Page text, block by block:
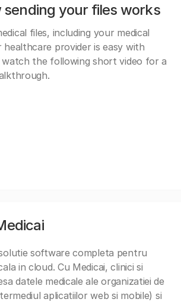
sending your files works
files, including your medical
healthcare provider is easy with
watch the following short video for a
software completa pentru
in cloud. Cu Medicai, clinici si
datele medicale ale organizatiei de
aplicatiilor web si mobile) si